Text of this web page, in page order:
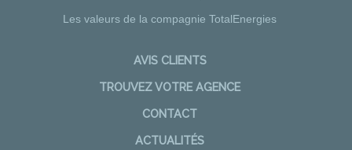
Les valeurs de la compagnie TotalEnergies
AVIS CLIENTS
TROUVEZ VOTRE AGENCE
CONTACT
ACTUALITÉS